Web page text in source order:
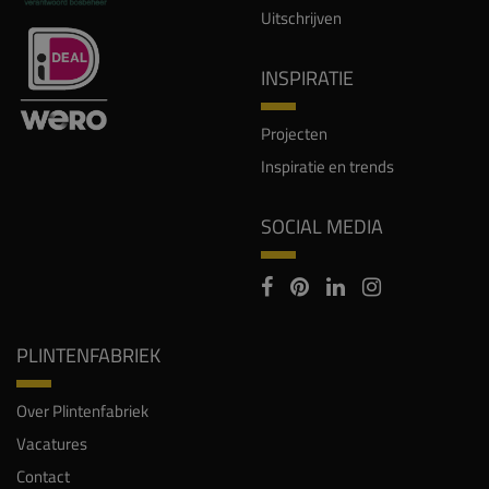
Uitschrijven
INSPIRATIE
Projecten
Inspiratie en trends
SOCIAL MEDIA
PLINTENFABRIEK
Over Plintenfabriek
Vacatures
Contact